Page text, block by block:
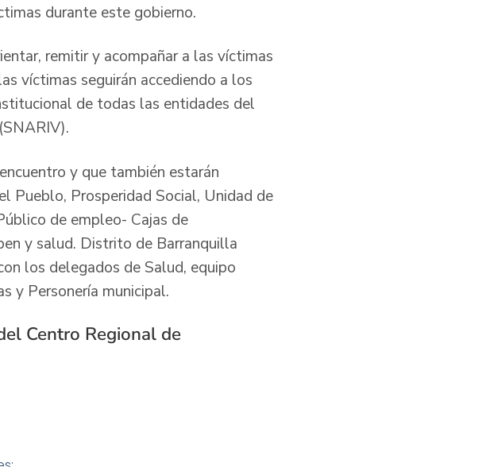
durante este gobierno.
remitir y acompañar a las víctimas
víctimas seguirán accediendo a los
de todas las entidades del
y que también estarán
Pueblo, Prosperidad Social, Unidad de
de empleo- Cajas de
y salud. Distrito de Barranquilla
los delegados de Salud, equipo
y Personería municipal.
Centro Regional de